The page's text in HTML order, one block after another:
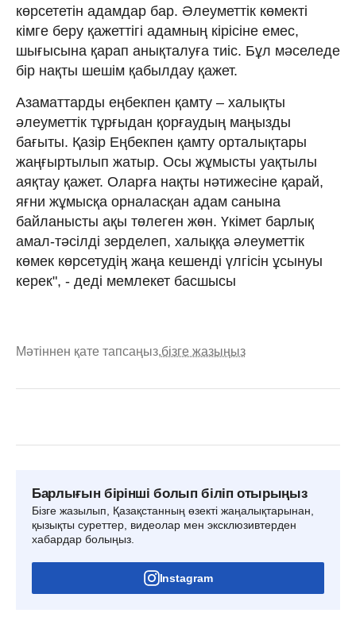
көрсететін адамдар бар. Әлеуметтік көмекті
кімге беру қажеттігі адамның кірісіне емес,
шығысына қарап анықталуға тиіс. Бұл мәселеде
бір нақты шешім қабылдау қажет.
Азаматтарды еңбекпен қамту – халықты
әлеуметтік тұрғыдан қорғаудың маңызды
бағыты. Қазір Еңбекпен қамту орталықтары
жаңғыртылып жатыр. Осы жұмысты уақтылы
аяқтау қажет. Оларға нақты нәтижесіне қарай,
яғни жұмысқа орналасқан адам санына
байланысты ақы төлеген жөн. Үкімет барлық
амал-тәсілді зерделеп, халыққа әлеуметтік
көмек көрсетудің жаңа кешенді үлгісін ұсынуы
керек", - деді мемлекет басшысы
Мәтіннен қате тапсаңыз,бізге жазыңыз
Барлығын бірінші болып біліп отырыңыз
Бізге жазылып, Қазақстанның өзекті жаңалықтарынан,
қызықты суреттер, видеолар мен эксклюзивтерден
хабардар болыңыз.
Instagram